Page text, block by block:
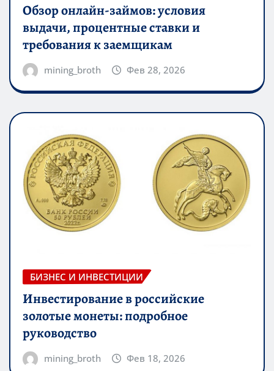
Обзор онлайн-займов: условия
выдачи, процентные ставки и
требования к заемщикам
mining_broth Фев 28, 2026
БИЗНЕС И ИНВЕСТИЦИИ
Инвестирование в российские
золотые монеты: подробное
руководство
mining_broth Фев 18, 2026